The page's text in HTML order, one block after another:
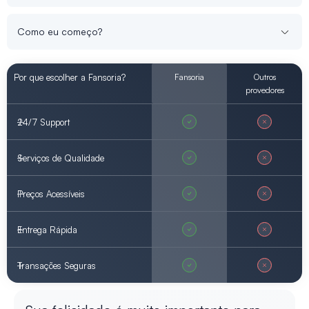
Como eu começo?
Por que escolher a Fansoria? Fansoria
Outros
provedores
24/7 Support
Serviços de Qualidade
Preços Acessíveis
Entrega Rápida
Transações Seguras